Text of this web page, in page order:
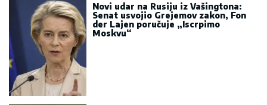
Novi udar na Rusiju iz Vašingtona:
Senat usvojio Grejemov zakon, Fon
der Lajen poručuje „Iscrpimo
Moskvu“